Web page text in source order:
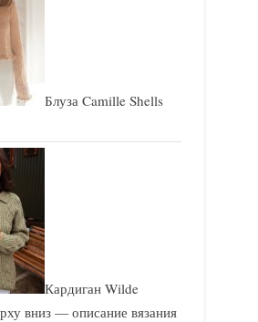
Блуза Camille Shells
Кардиган Wilde
вниз — описание вязания